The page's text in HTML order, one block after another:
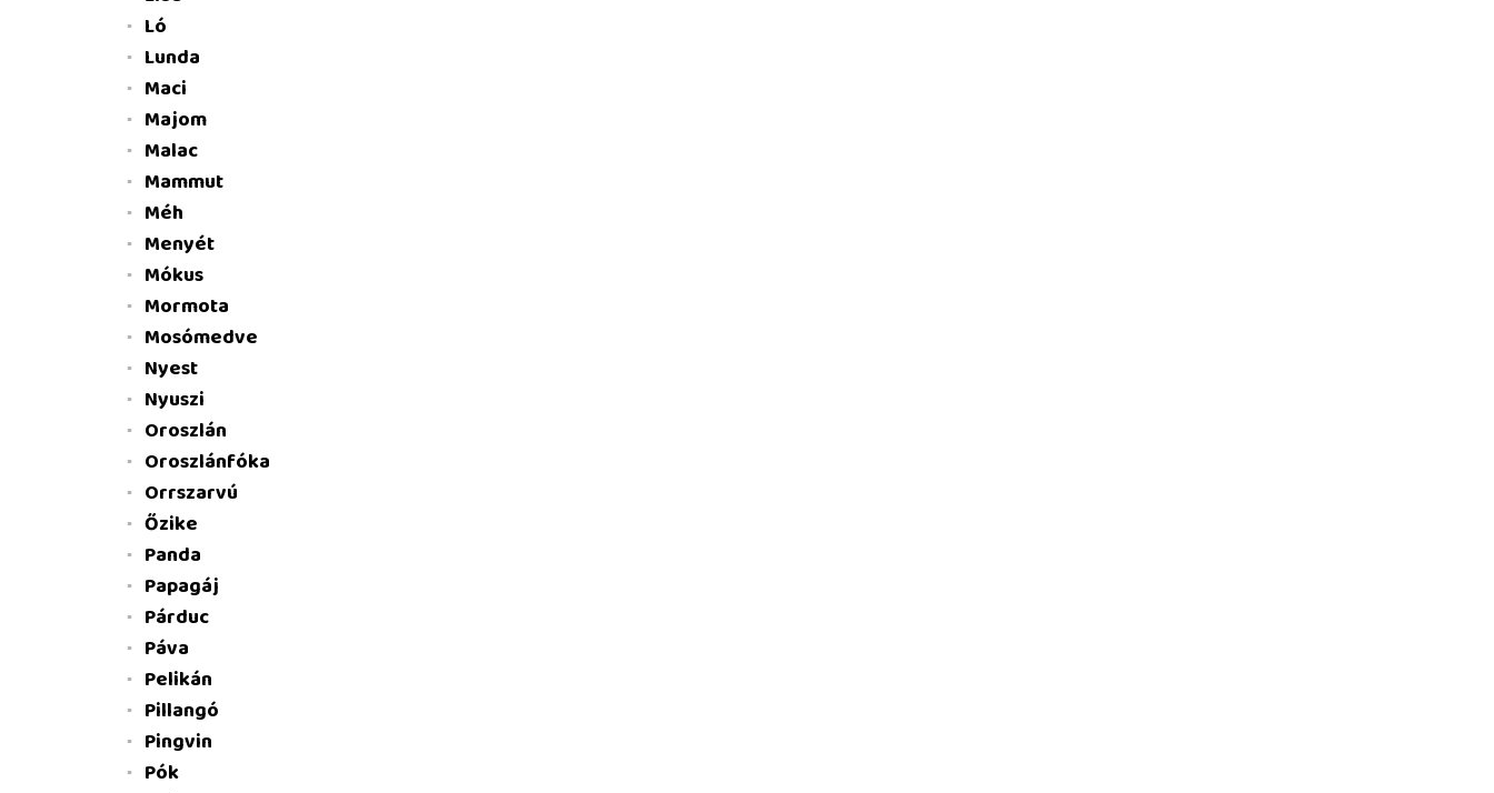
Ló
Lunda
Maci
Majom
Malac
Mammut
Méh
Menyét
Mókus
Mormota
Mosómedve
Nyest
Nyuszi
Oroszlán
Oroszlánfóka
Orrszarvú
Őzike
Panda
Papagáj
Párduc
Páva
Pelikán
Pillangó
Pingvin
Pók